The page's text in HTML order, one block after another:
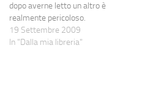
dopo averne letto un altro è
realmente pericoloso.
Pericoloso come lettore, con il
timore che ci sia sempre
19 Settembre 2009
In "Dalla mia libreria"